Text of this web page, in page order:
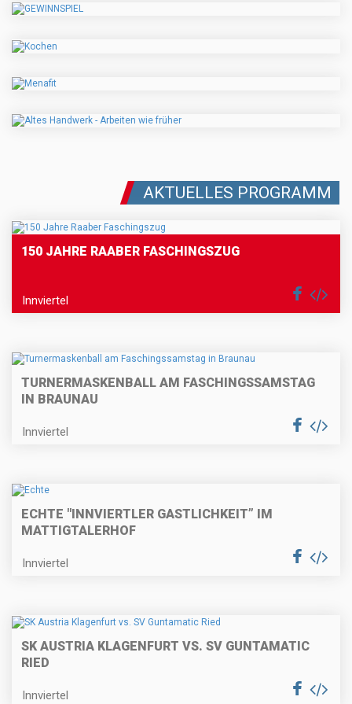
AKTUELLES PROGRAMM
150 JAHRE RAABER FASCHINGSZUG
Innviertel
TURNERMASKENBALL AM FASCHINGSSAMSTAG
IN BRAUNAU
Innviertel
ECHTE "INNVIERTLER GASTLICHKEIT” IM
MATTIGTALERHOF
Innviertel
SK AUSTRIA KLAGENFURT VS. SV GUNTAMATIC
RIED
Innviertel